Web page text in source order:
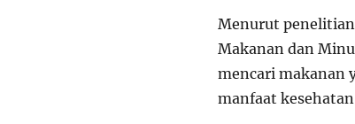
Menurut
Makanan dan
mencari makanan
manfaat